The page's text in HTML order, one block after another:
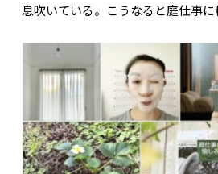
息吹いている。こうなると庭仕事